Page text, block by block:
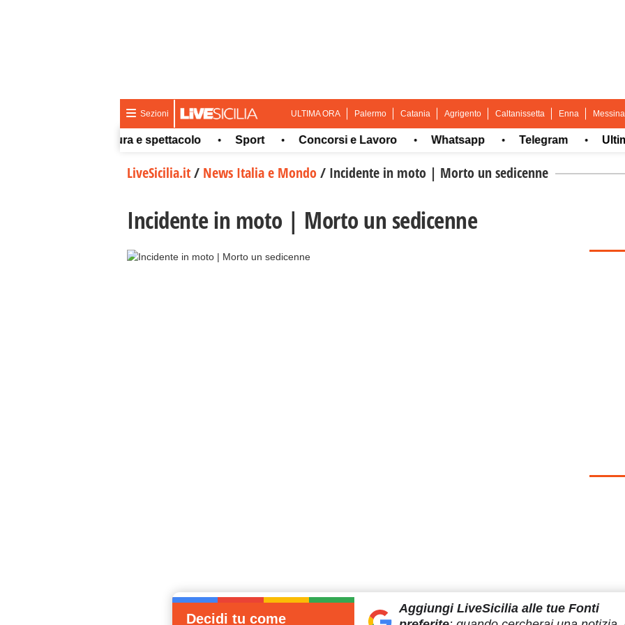
Sezioni ULTIMA ORA Palermo Catania Agrigento Caltanissetta Enna Messina
Cultura e spettacolo • Sport • Concorsi e Lavoro • Whatsapp • Telegram • Ultima
LiveSicilia.it/ News Italia e Mondo/ Incidente in moto | Morto un sedicenne
Incidente in moto | Morto un sedicenne
Decidi tu come
Aggiungi LiveSiciliaalle tue Fonti